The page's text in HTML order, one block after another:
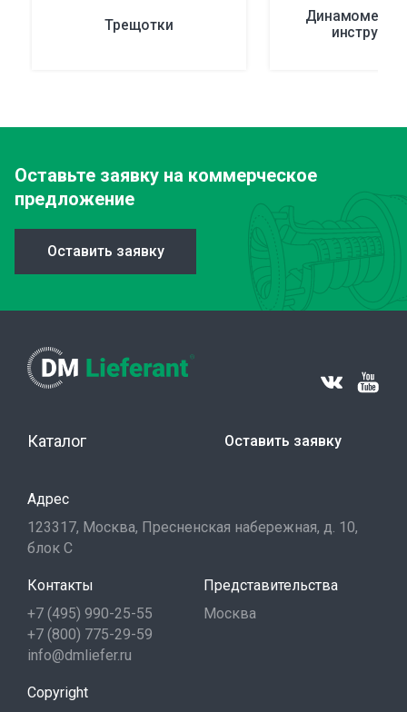
Трещотки
Оставьте заявку на коммерческое
предложение
Оставить заявку
Каталог Оставить заявку
Адрес
123317, Москва, Пресненская набережная, д. 10,
блок С
Контакты
+7 (495) 990-25-55
+7 (800) 775-29-59
info@dmliefer.ru
Представительства
Москва
Copyright